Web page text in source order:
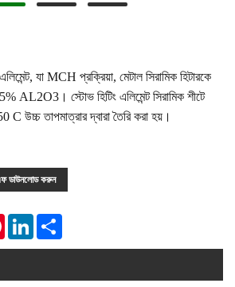
যা MCH প্রক্রিয়া, মেটাল সিরামিক হিটারকে
AL2O3। স্টোভ হিটিং এলিমেন্ট সিরামিক শীটে
C উচ্চ তাপমাত্রার দ্বারা তৈরি করা হয়।
ডাউনলোড করুন
PinterestLinkedIn